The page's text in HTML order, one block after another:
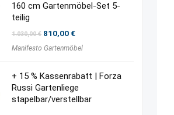
160 cm Gartenmöbel-Set 5-
teilig
1.030,00€ Ursprünglicher
war:
810,00€Aktueller
ist:
Manifesto Gartenmöbel
+ 15 % Kassenrabatt | Forza
Russi Gartenliege
stapelbar/verstellbar